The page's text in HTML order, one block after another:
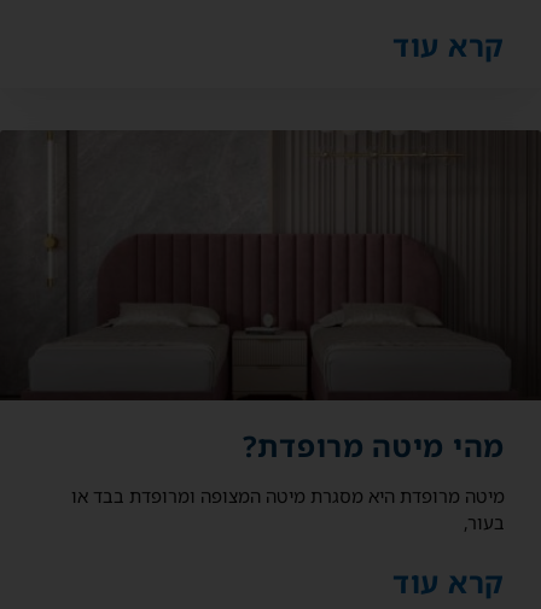
קרא עוד
מהי מיטה מרופדת?
מיטה מרופדת היא מסגרת מיטה המצופה ומרופדת בבד או
בעור,
קרא עוד